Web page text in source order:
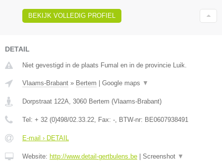
BEKIJK VOLLEDIG PROFIEL
DETAIL
Niet gevestigd in de plaats Fumal en in de provincie Luik.
Vlaams-Brabant » Bertem Google maps ▼
Dorpstraat 122A, 3060 Bertem (Vlaams-Brabant)
Tel: + 32 (0)498/02.33.22, Fax: -, BTW-nr: BE0607938491
E-mail › DETAIL
Website: http://www.detail-gertbulens.be Screenshot ▼